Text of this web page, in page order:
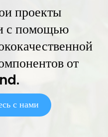
проекты
с помощью
от
с нами